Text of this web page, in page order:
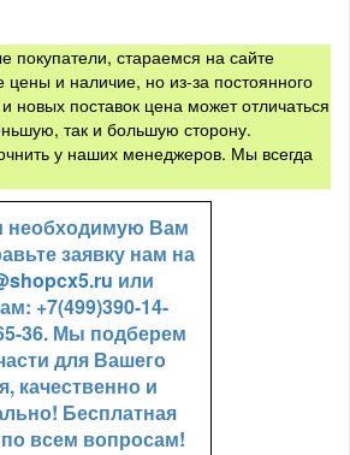
стараемся на сайте
цены и наличие, но из-за постоянного
новых поставок цена может отличаться
так и большую сторону.
у наших менеджеров. Мы всегда
необходимую Вам
заявку нам на
или
+7(499)390-14-
36. Мы подберем
для Вашего
качественно и
Бесплатная
всем вопросам!